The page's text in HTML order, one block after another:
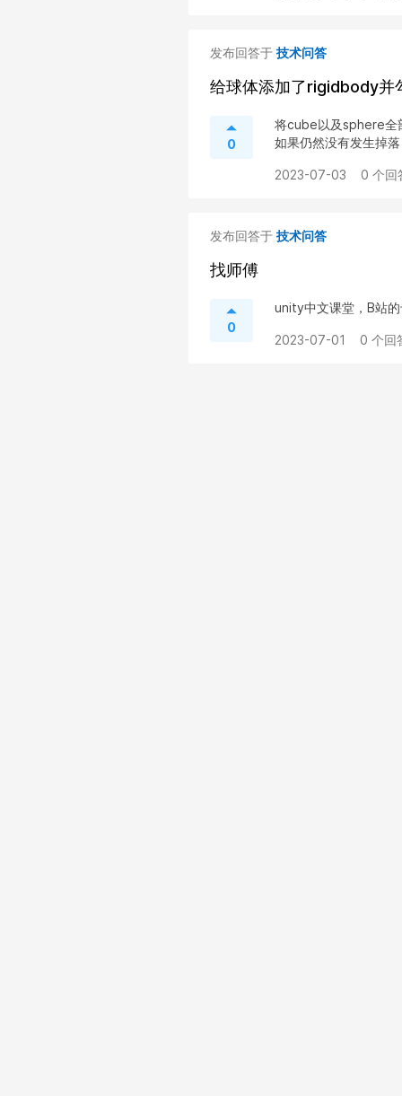
发布回答于 技术问答
给球体添加了rigidbody并
0
将cube以及sphere全
如果仍然没有发生掉
2023-07-03 0 个回
发布回答于 技术问答
找师傅
0
unity中文课堂，B站
2023-07-01 0 个回